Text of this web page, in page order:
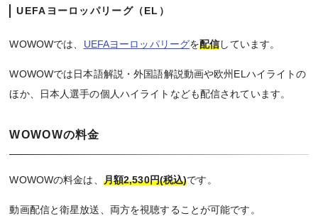
UEFAヨーロッパリーグ（EL）
WOWOWでは、 UEFAヨーロッパリーグを配信しています。
WOWOWでは日本語解説・外国語解説動画や欧州ELハイライトの
ほか、日本人選手の個人ハイライトなども配信されています。
WOWOWの料金
WOWOWの料金は、 月額2,530円(税込)です。
動画配信と衛星放送、両方を視聴することが可能です。